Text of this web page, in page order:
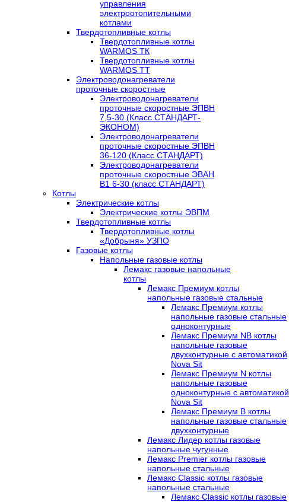
управления
электроотопительными
котлами
Твердотопливные котлы
Твердотопливные котлы
WARMOS TК
Твердотопливные котлы
WARMOS TT
Электроводонагреватели
проточные скоростные
Электроводонагреватели
проточные скоростные ЭПВН
7,5-30 (Класс СТАНДАРТ-
ЭКОНОМ)
Электроводонагреватели
проточные скоростные ЭПВН
36-120 (Класс СТАНДАРТ)
Электроводонагреватели
проточные скоростные ЭВАН
В1 6-30 (класс СТАНДАРТ)
Котлы
Электрические котлы
Электрические котлы ЭВПМ
Твердотопливные котлы
Твердотопливные котлы
«Добрыня» УЗПО
Газовые котлы
Напольные газовые котлы
Лемакс газовые напольные
котлы
Лемакс Премиум котлы
напольные газовые стальные
Лемакс Премиум котлы
напольные газовые стальные
одноконтурные
Лемакс Премиум NB котлы
напольные газовые
двухконтурные c автоматикой
Nova Sit
Лемакс Премиум N котлы
напольные газовые
одноконтурные c автоматикой
Nova Sit
Лемакс Премиум B котлы
напольные газовые стальные
двухконтурные
Лемакс Лидер котлы газовые
напольные чугунные
Лемакс Premier котлы газовые
напольные стальные
Лемакс Classic котлы газовые
напольные стальные
Лемакс Classic котлы газовые